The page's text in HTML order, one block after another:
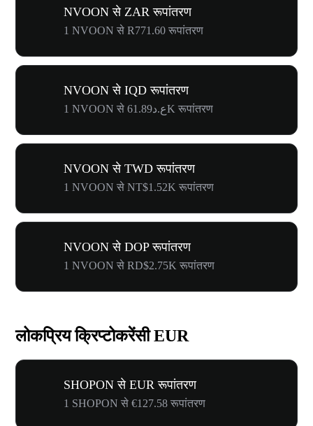
NVOON से ZAR रूपांतरण
1 NVOON से R771.60 रूपांतरण
NVOON से IQD रूपांतरण
1 NVOON से ع.د61.89K रूपांतरण
NVOON से TWD रूपांतरण
1 NVOON से NT$1.52K रूपांतरण
NVOON से DOP रूपांतरण
1 NVOON से RD$2.75K रूपांतरण
लोकप्रिय क्रिप्टोकरेंसी EUR
SHOPON से EUR रूपांतरण
1 SHOPON से €127.58 रूपांतरण